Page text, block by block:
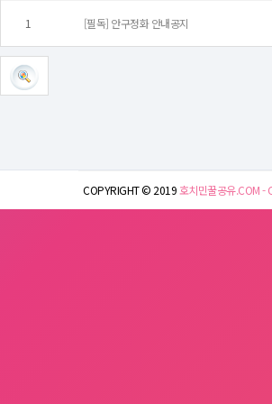
1 [필독] 안구정화 안내공지
COPYRIGHT © 2019호치민꿀공유.COM -